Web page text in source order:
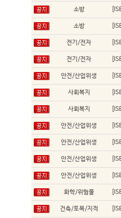
소방
소방
전기/전자
전기/전자
안전/산업위생
사회복지
사회복지
안전/산업위생
안전/산업위생
안전/산업위생
안전/산업위생
화학/위험물
건축/토목/지적